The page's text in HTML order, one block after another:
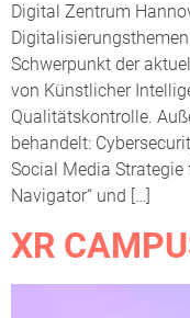
Digital Zentrum
Schwerpunkt der
von Künstlicher
Qualitätskontrolle.
behandelt:
Social Media
Navigator“ und […]
XR